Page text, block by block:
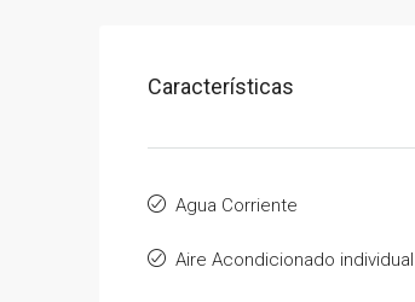
Características
Agua Corriente
Aire Acondicionado individual